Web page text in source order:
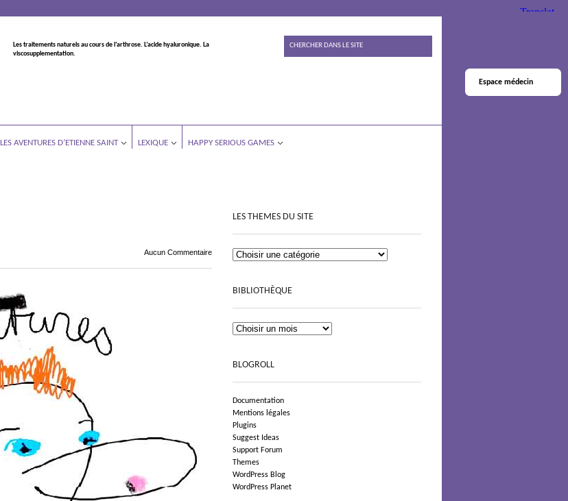
Les traitements naturels au cours de l’arthrose. L’acide hyaluronique. La
viscosupplementation.
LES AVENTURES D’ETIENNE SAINT LEXIQUE HAPPY SERIOUS GAMES
Aucun Commentaire
LES THEMES DU SITE
BIBLIOTHÈQUE
BLOGROLL
Documentation
Mentions légales
Plugins
Suggest Ideas
Support Forum
Themes
WordPress Blog
WordPress Planet
Espace médecin